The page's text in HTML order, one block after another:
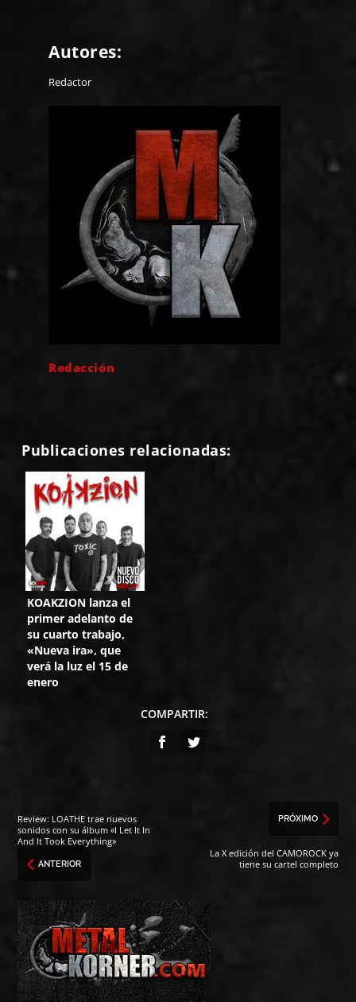
Autores:
Redactor
Redacción
Publicaciones relacionadas:
KOAKZION lanza el
primer adelanto de
su cuarto trabajo,
«Nueva ira», que
verá la luz el 15 de
enero
COMPARTIR:
Review: LOATHE trae nuevos
sonidos con su álbum «I Let It In
And It Took Everything»
ANTERIOR
PRÓXIMO
La X edición del CAMOROCK ya
tiene su cartel completo